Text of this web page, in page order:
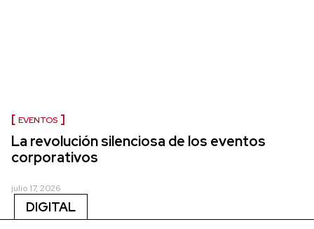
EVENTOS
La revolución silenciosa de los eventos
corporativos
julio 17, 2026
DIGITAL